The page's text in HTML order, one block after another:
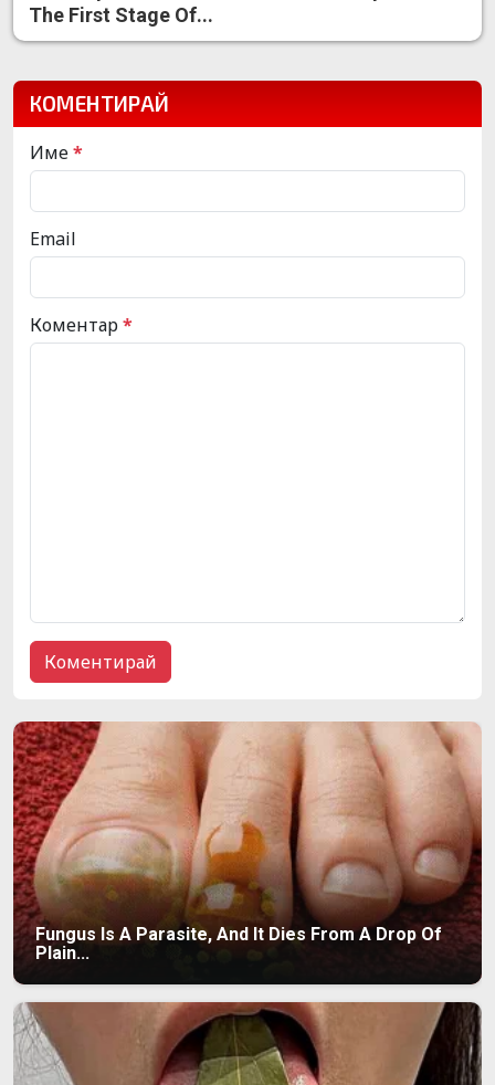
The First Stage Of...
КОМЕНТИРАЙ
Име*
Email
Коментар*
Fungus Is A Parasite, And It Dies From A Drop Of
Plain...